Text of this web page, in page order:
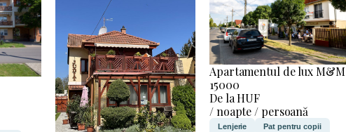
Apartamentul de lux M&M
15000
De la HUF
/ noapte / persoană
Lenjerie Pat pentru copii